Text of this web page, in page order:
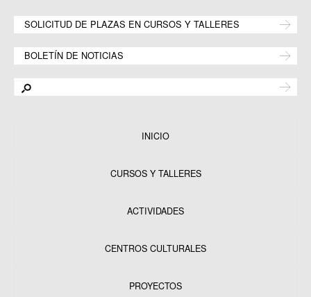
SOLICITUD DE PLAZAS EN CURSOS Y TALLERES
BOLETÍN DE NOTICIAS
INICIO
CURSOS Y TALLERES
ACTIVIDADES
CENTROS CULTURALES
PROYECTOS